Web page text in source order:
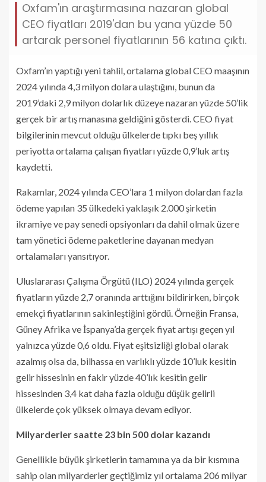
Oxfam'ın araştırmasına nazaran global
CEO fiyatları 2019'dan bu yana yüzde 50
artarak personel fiyatlarının 56 katına çıktı.
Oxfam’ın yaptığı yeni tahlil, ortalama global CEO maaşının
2024 yılında 4,3 milyon dolara ulaştığını, bunun da
2019’daki 2,9 milyon dolarlık düzeye nazaran yüzde 50’lik
gerçek bir artış manasına geldiğini gösterdi. CEO fiyat
bilgilerinin mevcut olduğu ülkelerde tıpkı beş yıllık
periyotta ortalama çalışan fiyatları yüzde 0,9’luk artış
kaydetti.
Rakamlar, 2024 yılında CEO’lara 1 milyon dolardan fazla
ödeme yapılan 35 ülkedeki yaklaşık 2.000 şirketin
ikramiye ve pay senedi opsiyonları da dahil olmak üzere
tam yönetici ödeme paketlerine dayanan medyan
ortalamaları yansıtıyor.
Uluslararası Çalışma Örgütü (ILO) 2024 yılında gerçek
fiyatların yüzde 2,7 oranında arttığını bildirirken, birçok
emekçi fiyatlarının sakinleştiğini gördü. Örneğin Fransa,
Güney Afrika ve İspanya’da gerçek fiyat artışı geçen yıl
yalnızca yüzde 0,6 oldu. Fiyat eşitsizliği global olarak
azalmış olsa da, bilhassa en varlıklı yüzde 10’luk kesitin
gelir hissesinin en fakir yüzde 40’lık kesitin gelir
hissesinden 3,4 kat daha fazla olduğu düşük gelirli
ülkelerde çok yüksek olmaya devam ediyor.
Milyarderler saatte 23 bin 500 dolar kazandı
Genellikle büyük şirketlerin tamamına ya da bir kısmına
sahip olan milyarderler geçtiğimiz yıl ortalama 206 milyar